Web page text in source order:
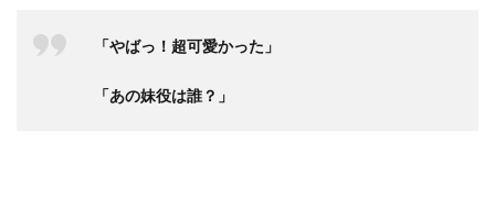
「やばっ！超可愛かった」
「あの妹役は誰？」